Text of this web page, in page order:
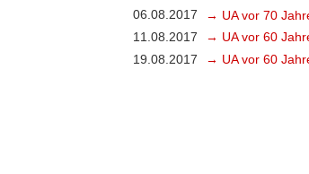
06.08.2017
→ UA vor 70
11.08.2017
→ UA vor 60
19.08.2017
→ UA vor 60